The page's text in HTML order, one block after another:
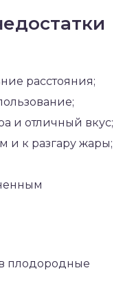
расстояния;
и отличный вкус;
и к разгару жары;
плодородные